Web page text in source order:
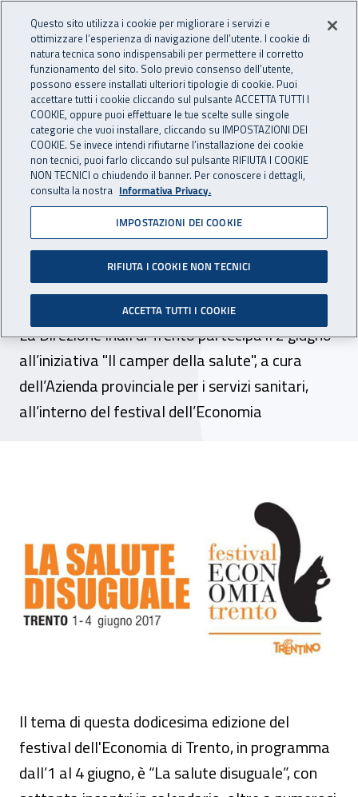
INAIL - Istituto Nazionale
Apri cerca
Navigazione principale
Navigazione - Ti trovi in:
Home Inail comunica News
30 maggio 2017
Trento, l'Inail sale in
camper per promuovere la
salute nel luoghi di lavoro
La Direzione Inail di Trento partecipa il 2 giugno
all’iniziativa "Il camper della salute", a cura
dell’Azienda provinciale per i servizi sanitari,
all’interno del festival dell’Economia
Il tema di questa dodicesima edizione del
festival dell'Economia di Trento, in programma
dall’1 al 4 giugno, è “La salute disuguale”, con
Questo sito utilizza i cookie per migliorare i servizi e
ottimizzare l’esperienza di navigazione dell’utente. I cookie di
natura tecnica sono indispensabili per permettere il corretto
funzionamento del sito. Solo previo consenso dell’utente,
possono essere installati ulteriori tipologie di cookie. Puoi
accettare tutti i cookie cliccando sul pulsante ACCETTA TUTTI I
COOKIE, oppure puoi effettuare le tue scelte sulle singole
categorie che vuoi installare, cliccando su IMPOSTAZIONI DEI
COOKIE. Se invece intendi rifiutarne l’installazione dei cookie
non tecnici, puoi farlo cliccando sul pulsante RIFIUTA I COOKIE
NON TECNICI o chiudendo il banner. Per conoscere i dettagli,
consulta la nostra Informativa Privacy.
IMPOSTAZIONI DEI COOKIE
RIFIUTA I COOKIE NON TECNICI
ACCETTA TUTTI I COOKIE